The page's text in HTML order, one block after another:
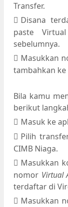
Transfer.
Disana
paste
sebelumnya.
Masukkan
tambahkan
Bila kamu
berikut
Masuk ke
Pilih
CIMB Niaga.
Masukkan
nomor Virtual
terdaftar di
Masukkan